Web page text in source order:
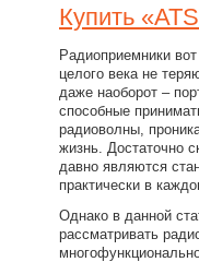
Купить
Радиоприемники
целого века не
даже наоборот –
способные
радиоволны,
жизнь. Достаточно
давно являются
практически в
Однако в данной
рассматривать